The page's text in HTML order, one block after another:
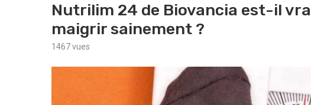
Nutrilim 24 de Biovancia est-il
maigrir sainement ?
1467vues